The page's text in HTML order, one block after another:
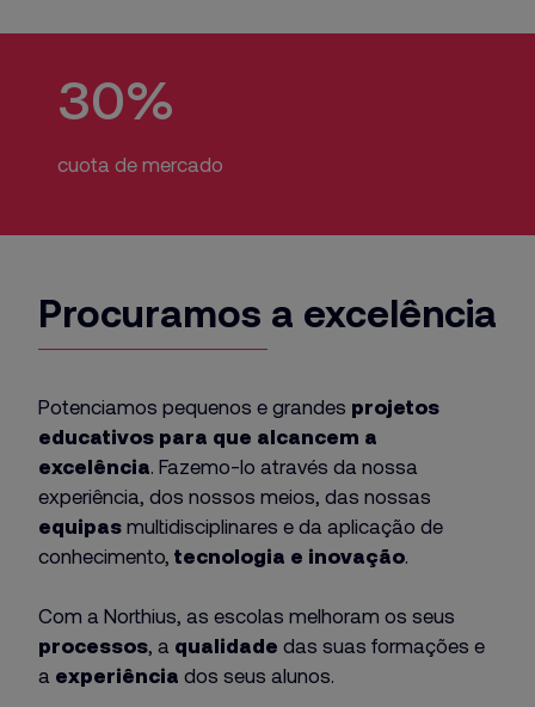
30%
cuota de mercado
Procuramos a excelência
Potenciamos pequenos e grandes projetos
educativos para que alcancem a
excelência . Fazemo-lo através da nossa
experiência, dos nossos meios, das nossas
equipas multidisciplinares e da aplicação de
conhecimento, tecnologia e inovação
Com a Northius, as escolas melhoram os seus
processos , a qualidade das suas formações e
a experiência dos seus alunos.